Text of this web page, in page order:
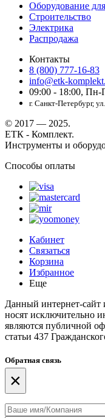
Оборудование
Строительство
Электрика
Распродажа
Контакты
8 (800) 777-16-83
info@etk-
09:00 - 18:00, Пн-
г. Санкт-Петербург,
© 2017 — 2025.
ЕТК - Комплект.
Инструменты и
Способы оплаты
Кабинет
Связаться
Корзина
Избранное
Еще
Данный интернет-
носят исключительно
являются публичной
статьи 437
Обратная связь
×